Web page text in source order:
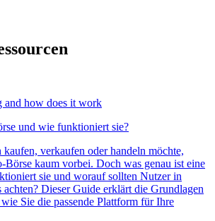
und wie funktioniert sie?
verkaufen oder handeln möchte,
kaum vorbei. Doch was genau ist eine
sie und worauf sollten Nutzer in
achten? Dieser Guide erklärt die Grundlagen
Sie die passende Plattform für Ihre